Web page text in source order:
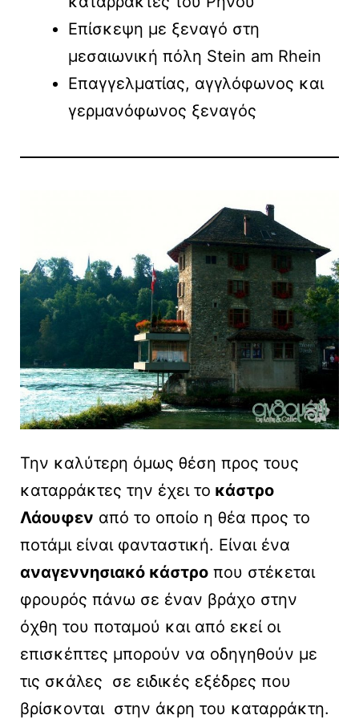
Επίσκεψη με ξεναγό στη
μεσαιωνική πόλη Stein am Rhein
Επαγγελματίας, αγγλόφωνος και
γερμανόφωνος ξεναγός
Την καλύτερη όμως θέση προς τους
καταρράκτες την έχει το κάστρο
Λάουφεν από το οποίο η θέα προς το
ποτάμι είναι φανταστική. Είναι ένα
αναγεννησιακό κάστρο που στέκεται
φρουρός πάνω σε έναν βράχο στην
όχθη του ποταμού και από εκεί οι
επισκέπτες μπορούν να οδηγηθούν με
τις σκάλες σε ειδικές εξέδρες που
βρίσκονται στην άκρη του καταρράκτη.